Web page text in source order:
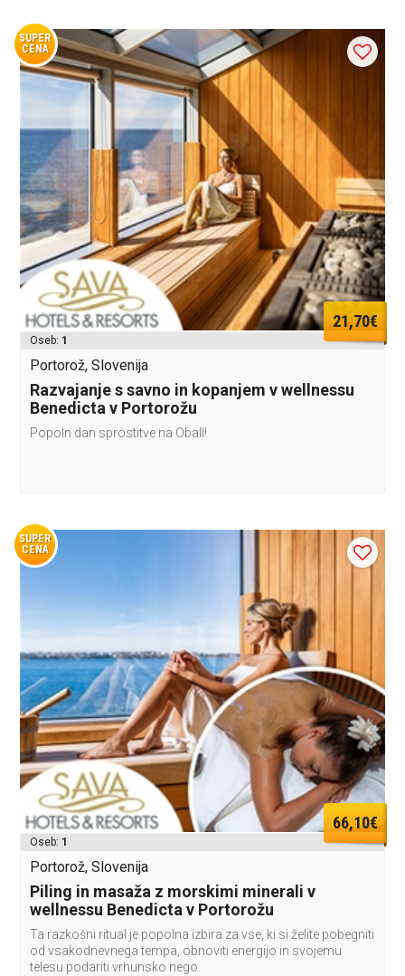
SUPER
CENA
21,70€
Oseb: 1
Portorož, Slovenija
Razvajanje s savno in kopanjem v wellnessu
Benedicta v Portorožu
Popoln dan sprostitve na ObalI!
SUPER
CENA
66,10€
Oseb: 1
Portorož, Slovenija
Piling in masaža z morskimi minerali v
wellnessu Benedicta v Portorožu
Ta razkošni ritual je popolna izbira za vse, ki si želite pobegniti
od vsakodnevnega tempa, obnoviti energijo in svojemu
telesu podariti vrhunsko nego.